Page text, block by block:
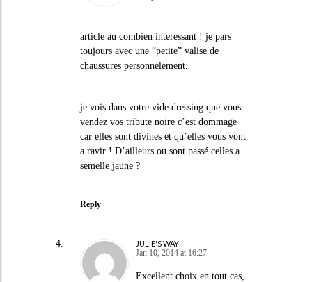
article au combien interessant ! je pars
toujours avec une “petite” valise de
chaussures personnelement.
je vois dans votre vide dressing que vous
vendez vos tribute noire c’est dommage
car elles sont divines et qu’elles vous vont
a ravir ! D’ailleurs ou sont passé celles a
semelle jaune ?
Reply
JULIE'S WAY
Jan 10, 2014 at 16:27
Excellent choix en tout cas,